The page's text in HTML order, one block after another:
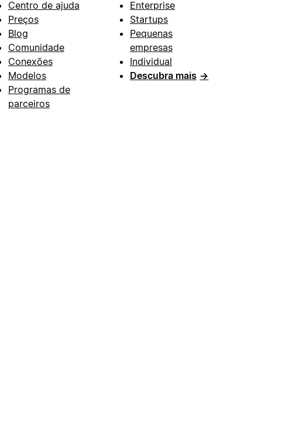
Centro de ajuda
Preços
Blog
Comunidade
Conexões
Modelos
Programas de
parceiros
Enterprise
Startups
Pequenas
empresas
Individual
Descubra mais →